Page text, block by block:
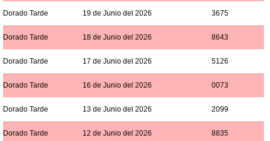
Dorado Tarde 19 de Junio del 2026 3675
Dorado Tarde 18 de Junio del 2026 8643
Dorado Tarde 17 de Junio del 2026 5126
Dorado Tarde 16 de Junio del 2026 0073
Dorado Tarde 13 de Junio del 2026 2099
Dorado Tarde 12 de Junio del 2026 8835